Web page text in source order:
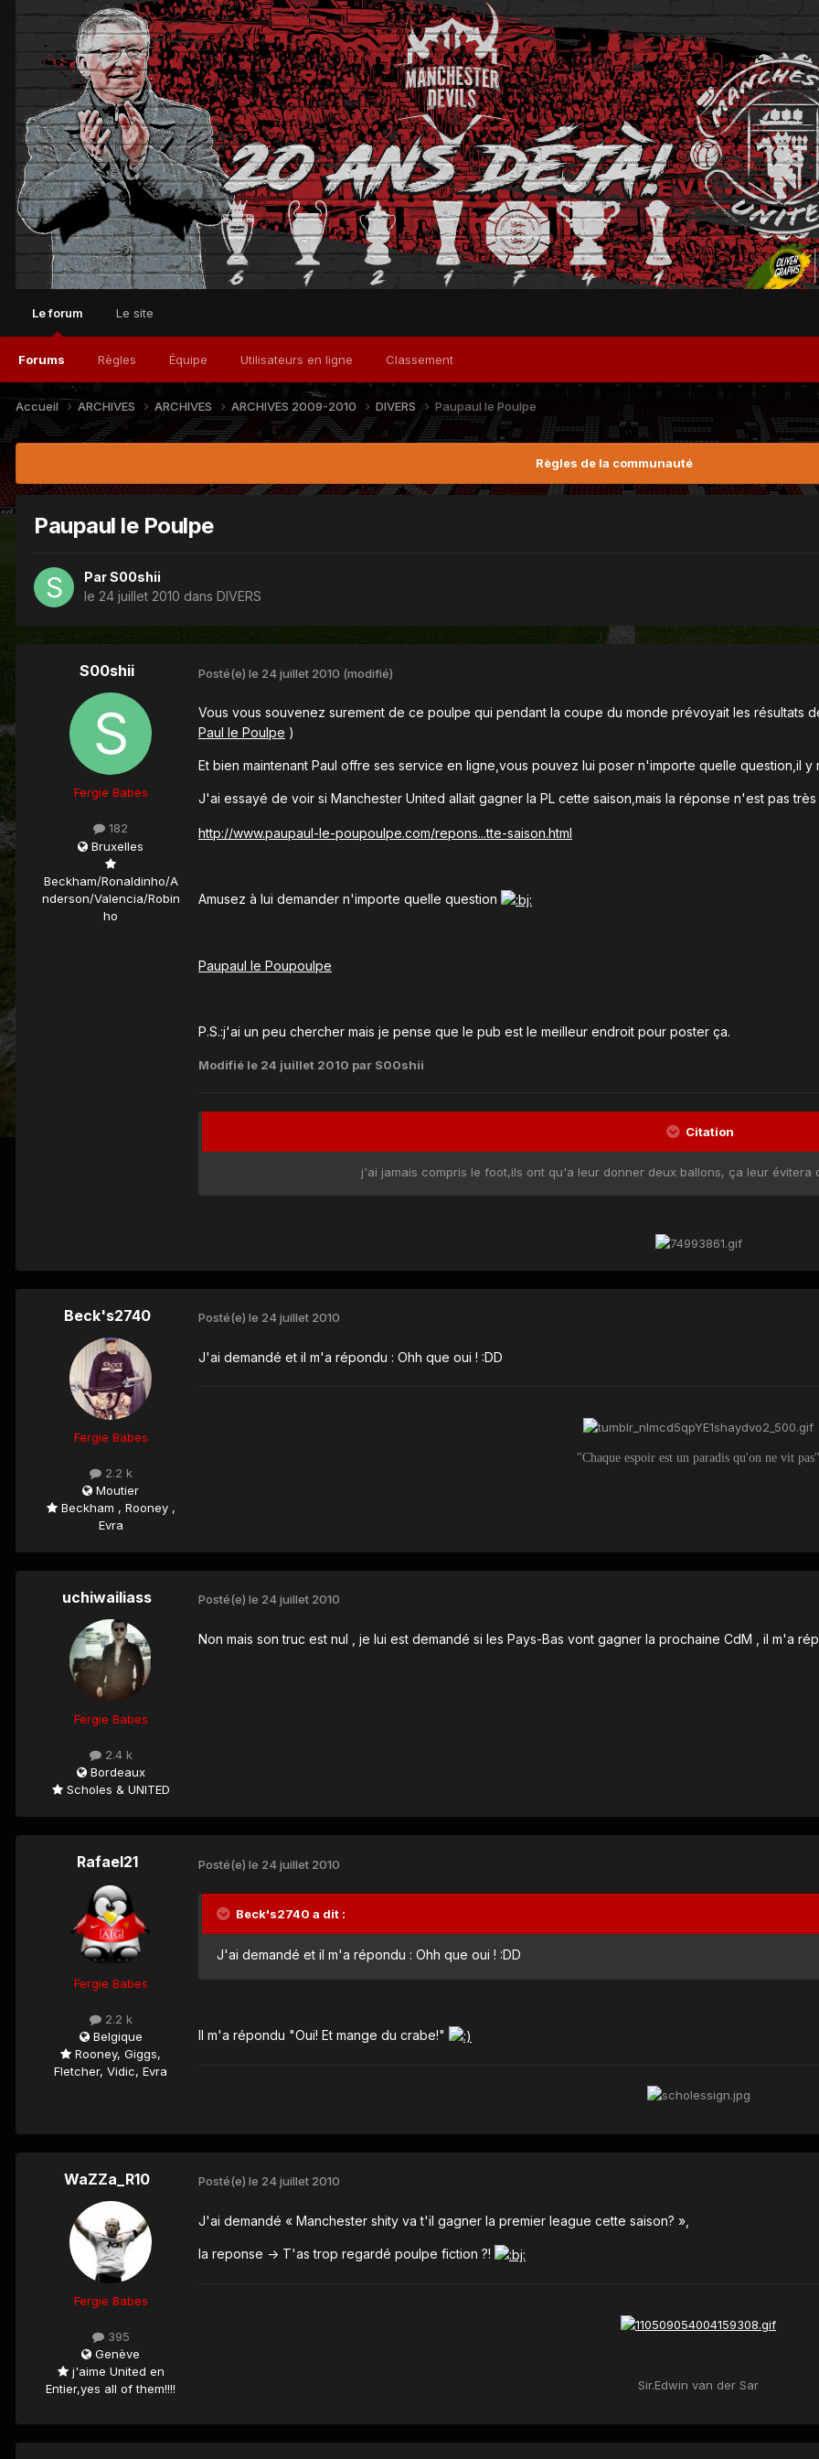
Le forum
Forums Règles Équipe Utilisateurs en ligne Classement
Le site
Accueil ARCHIVES ARCHIVES ARCHIVES 2009-2010 DIVERS Paupaul le Poulpe
Règles de la communauté
Paupaul le Poulpe
ParS00shii
le 24 juillet 2010 dans DIVERS
S00shii
Fergie Babes
182
Bruxelles
Beckham/Ronaldinho/A
nderson/Valencia/Robin
ho
Posté(e) le 24 juillet 2010 (modifié)
Vous vous souvenez surement de ce poulpe qui pendant la coupe du monde prévoyait les résultats
Paul le Poulpe )
Et bien maintenant Paul offre ses service en ligne,vous pouvez lui poser n'importe quelle question,il y
J'ai essayé de voir si Manchester United allait gagner la PL cette saison,mais la réponse n'est pas très
http://www.paupaul-le-poupoulpe.com/repons...tte-saison.html
Amusez à lui demander n'importe quelle question
Paupaul le Poupoulpe
P.S.:j'ai un peu chercher mais je pense que le pub est le meilleur endroit pour poster ça.
Modifié le 24 juillet 2010 par S00shii
Citation
j'ai jamais compris le foot,ils ont qu'a leur donner deux ballons, ça leur évitera
Beck's2740
Fergie Babes
2.2 k
Moutier
Beckham , Rooney ,
Evra
Posté(e) le 24 juillet 2010
J'ai demandé et il m'a répondu : Ohh que oui ! :DD
"Chaque espoir est un paradis qu'on ne vit pas"
uchiwailiass
Fergie Babes
2.4 k
Bordeaux
Scholes & UNITED
Posté(e) le 24 juillet 2010
Non mais son truc est nul , je lui est demandé si les Pays-Bas vont gagner la prochaine CdM , il m'a
Rafael21
Fergie Babes
2.2 k
Belgique
Rooney, Giggs,
Fletcher, Vidic, Evra
Posté(e) le 24 juillet 2010
Beck's2740 a dit :
J'ai demandé et il m'a répondu : Ohh que oui ! :DD
Il m'a répondu "Oui! Et mange du crabe!"
WaZZa_R10
Fergie Babes
395
Genève
j'aime United en
Entier,yes all of them!!!!
Posté(e) le 24 juillet 2010
J'ai demandé « Manchester shity va t'il gagner la premier league cette saison? »,
la reponse -> T'as trop regardé poulpe fiction ?!
Sir.Edwin van der Sar